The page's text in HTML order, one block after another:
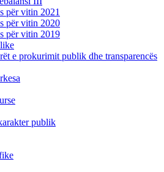
për vitin 2021
për vitin 2020
për vitin 2019
e prokurimit publik dhe transparencës
publik